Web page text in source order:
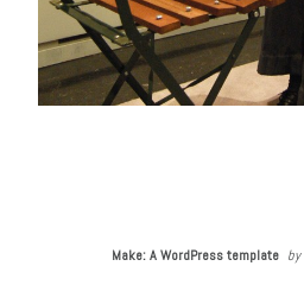
Make: A WordPress template by